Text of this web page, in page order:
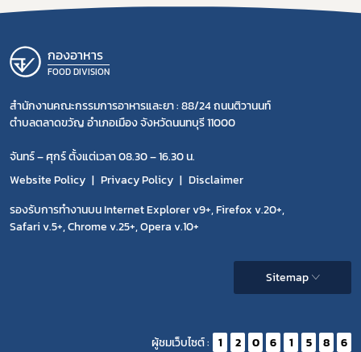
กองอาหาร
FOOD DIVISION
สำนักงานคณะกรรมการอาหารและยา : 88/24 ถนนติวานนท์
ตำบลตลาดขวัญ อำเภอเมือง จังหวัดนนทบุรี 11000
จันทร์ – ศุกร์ ตั้งแต่เวลา 08.30 – 16.30 น.
Website Policy
Privacy Policy
Disclaimer
รองรับการทำงานบน Internet Explorer v9+, Firefox v.20+,
Safari v.5+, Chrome v.25+, Opera v.10+
Sitemap
ผู้ชมเว็บไซต์ : 1 2 0 6 1 5 8 6